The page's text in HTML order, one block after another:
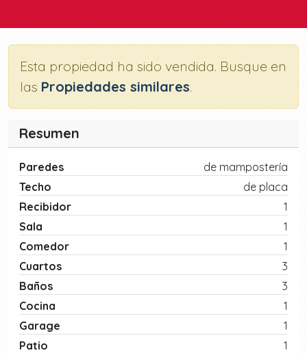
Esta propiedad ha sido vendida. Busque en
las Propiedades similares.
Resumen
Paredes
de mampostería
Techo
de placa
Recibidor
1
Sala
1
Comedor
1
Cuartos
3
Baños
3
Cocina
1
Garage
1
Patio
1